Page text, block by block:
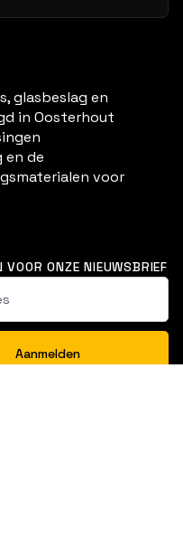
glasbeslag en
in Oosterhout
en de
voor
VOOR ONZE NIEUWSBRIEF